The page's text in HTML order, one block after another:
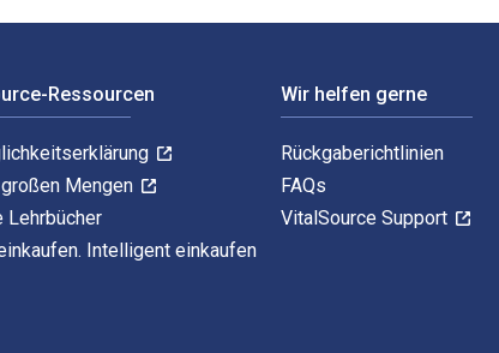
Ressourcen
Mengen
Lehrbücher
Intelligent einkaufen
Wir helfen gerne
Rückgaberichtlinien
FAQs
VitalSource Support